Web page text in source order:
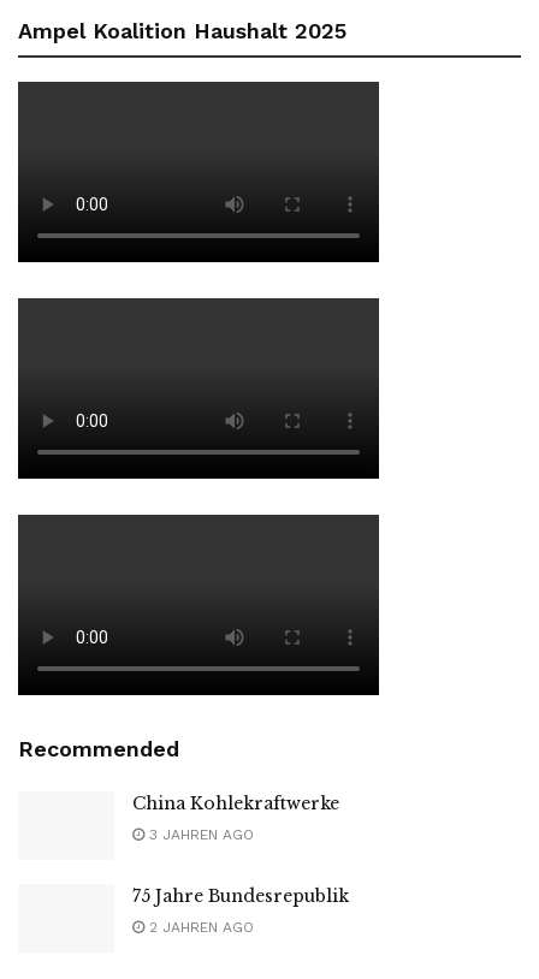
Ampel Koalition Haushalt 2025
Recommended
China Kohlekraftwerke
3 JAHREN AGO
75 Jahre Bundesrepublik
2 JAHREN AGO